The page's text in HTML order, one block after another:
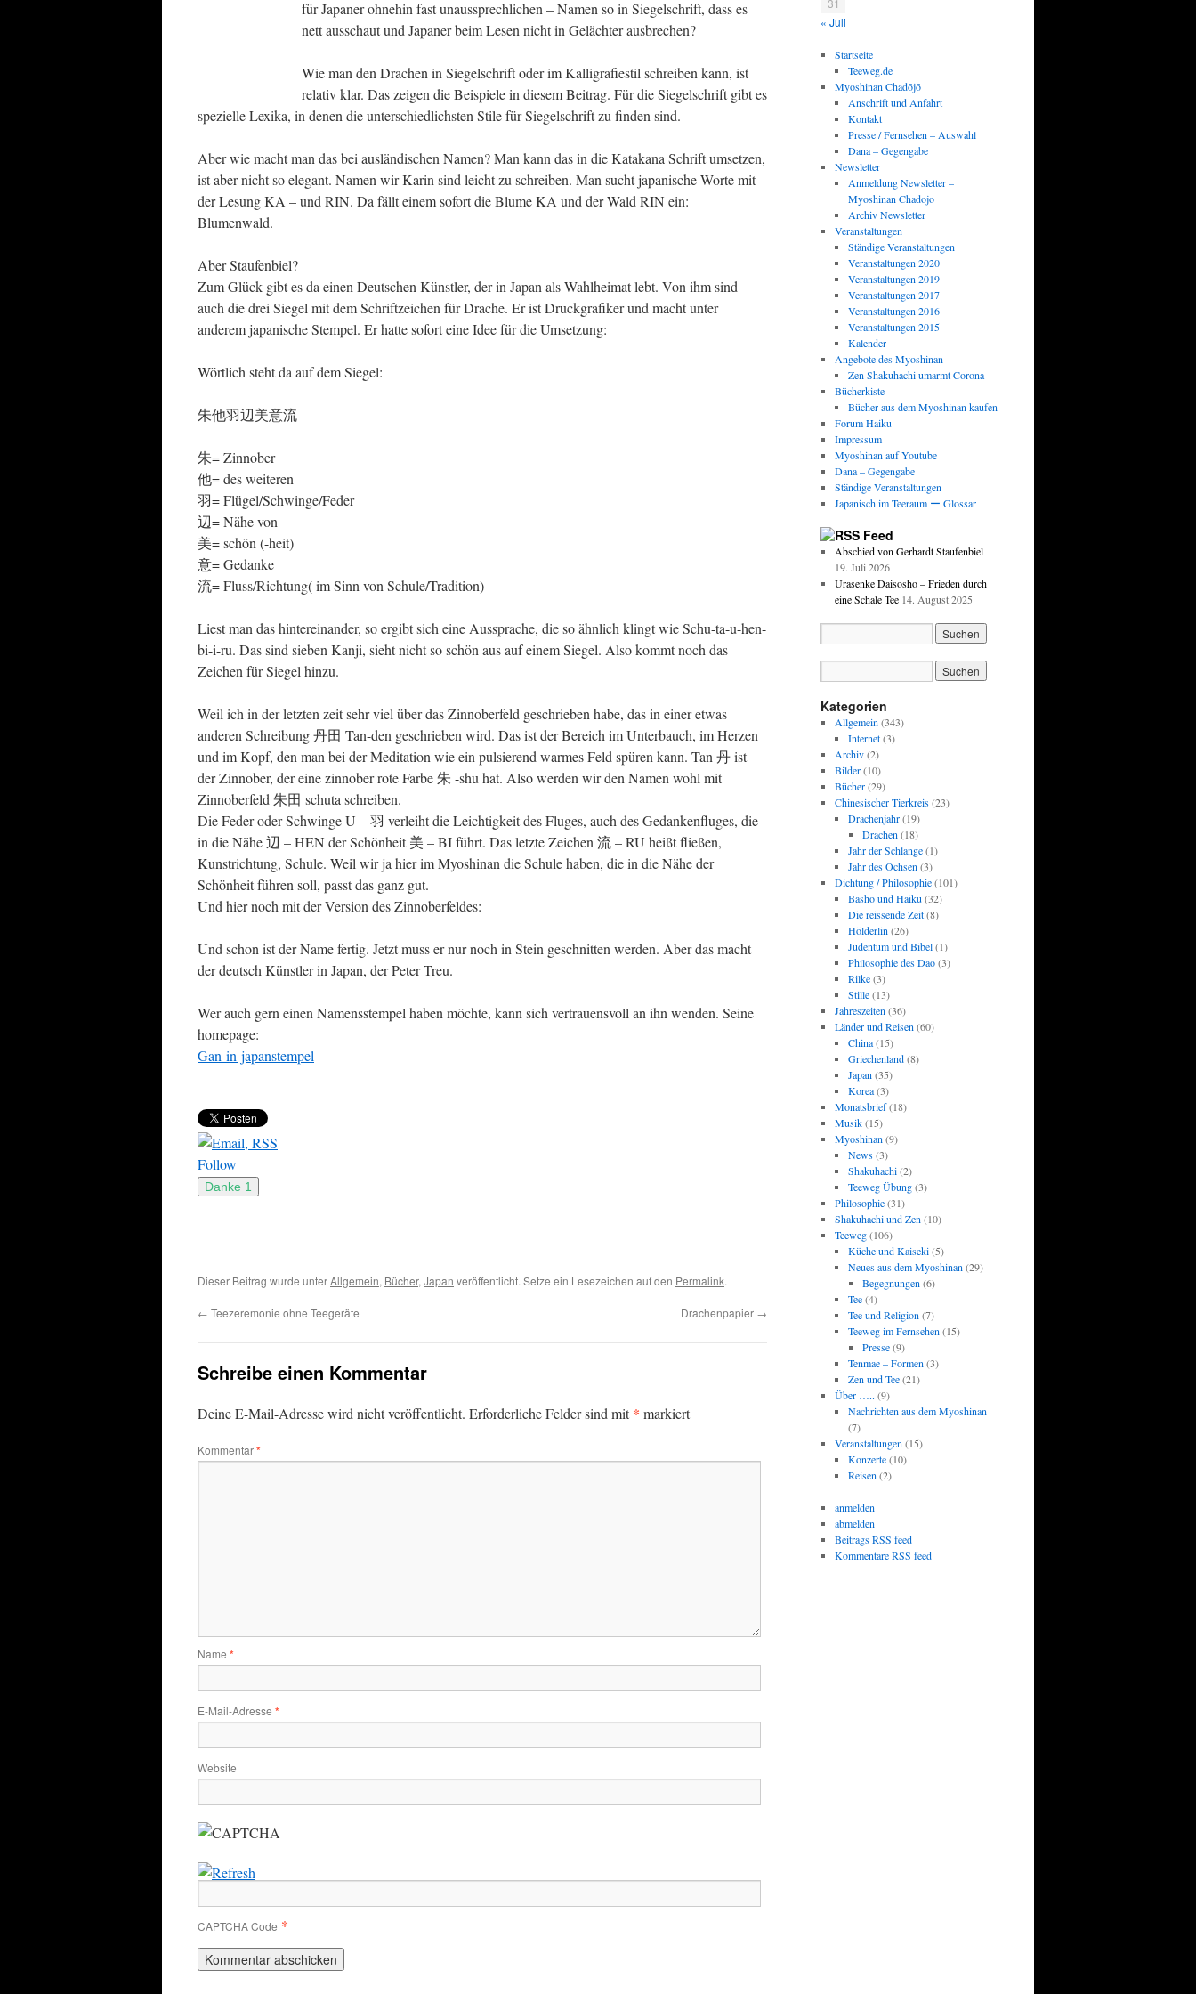
für Japaner ohnehin fast unaussprechlichen – Namen so in Siegelschrift, dass es
nett ausschaut und Japaner beim Lesen nicht in Gelächter ausbrechen?
Wie man den Drachen in Siegelschrift oder im Kalligrafiestil schreiben kann, ist
relativ klar. Das zeigen die Beispiele in diesem Beitrag. Für die Siegelschrift gibt es
spezielle Lexika, in denen die unterschiedlichsten Stile für Siegelschrift zu finden sind.
Aber wie macht man das bei ausländischen Namen? Man kann das in die Katakana Schrift umsetzen,
ist aber nicht so elegant. Namen wir Karin sind leicht zu schreiben. Man sucht japanische Worte mit
der Lesung KA – und RIN. Da fällt einem sofort die Blume KA und der Wald RIN ein:
Blumenwald.
Aber Staufenbiel?
Zum Glück gibt es da einen Deutschen Künstler, der in Japan als Wahlheimat lebt. Von ihm sind
auch die drei Siegel mit dem Schriftzeichen für Drache. Er ist Druckgrafiker und macht unter
anderem japanische Stempel. Er hatte sofort eine Idee für die Umsetzung:
Wörtlich steht da auf dem Siegel:
朱他羽辺美意流
朱= Zinnober
他= des weiteren
羽= Flügel/Schwinge/Feder
辺= Nähe von
美= schön (-heit)
意= Gedanke
流= Fluss/Richtung( im Sinn von Schule/Tradition)
Liest man das hintereinander, so ergibt sich eine Aussprache, die so ähnlich klingt wie Schu-ta-u-hen-
bi-i-ru. Das sind sieben Kanji, sieht nicht so schön aus auf einem Siegel. Also kommt noch das
Zeichen für Siegel hinzu.
Weil ich in der letzten zeit sehr viel über das Zinnoberfeld geschrieben habe, das in einer etwas
anderen Schreibung 丹田 Tan-den geschrieben wird. Das ist der Bereich im Unterbauch, im Herzen
und im Kopf, den man bei der Meditation wie ein pulsierend warmes Feld spüren kann. Tan 丹 ist
der Zinnober, der eine zinnober rote Farbe 朱 -shu hat. Also werden wir den Namen wohl mit
Zinnoberfeld 朱田 schuta schreiben.
Die Feder oder Schwinge U – 羽 verleiht die Leichtigkeit des Fluges, auch des Gedankenfluges, die
in die Nähe 辺 – HEN der Schönheit 美 – BI führt. Das letzte Zeichen 流 – RU heißt fließen,
Kunstrichtung, Schule. Weil wir ja hier im Myoshinan die Schule haben, die in die Nähe der
Schönheit führen soll, passt das ganz gut.
Und hier noch mit der Version des Zinnoberfeldes:
Und schon ist der Name fertig. Jetzt muss er nur noch in Stein geschnitten werden. Aber das macht
der deutsch Künstler in Japan, der Peter Treu.
Wer auch gern einen Namensstempel haben möchte, kann sich vertrauensvoll an ihn wenden. Seine
homepage:
Gan-in-japanstempel
Follow
Dieser Beitrag wurde unterAllgemein, Bücher, Japan veröffentlicht. Setze ein Lesezeichen auf den Permalink.
← Teezeremonie ohne Teegeräte Drachenpapier →
Schreibe einen Kommentar
Deine E-Mail-Adresse wird nicht veröffentlicht. Erforderliche Felder sind mit* markiert
Kommentar*
Name *
E-Mail-Adresse *
Website
CAPTCHA Code *
31
« Juli
Startseite
Teeweg.de
Myoshinan Chadōjō
Anschrift und Anfahrt
Kontakt
Presse / Fernsehen – Auswahl
Dana – Gegengabe
Newsletter
Anmeldung Newsletter –
Myoshinan Chadojo
Archiv Newsletter
Veranstaltungen
Ständige Veranstaltungen
Veranstaltungen 2020
Veranstaltungen 2019
Veranstaltungen 2017
Veranstaltungen 2016
Veranstaltungen 2015
Kalender
Angebote des Myoshinan
Zen Shakuhachi umarmt Corona
Bücherkiste
Bücher aus dem Myoshinan kaufen
Forum Haiku
Impressum
Myoshinan auf Youtube
Dana – Gegengabe
Ständige Veranstaltungen
Japanisch im Teeraum ー Glossar
Feed
Abschied von Gerhardt Staufenbiel
19. Juli 2026
Urasenke Daisosho – Frieden durch
eine Schale Tee 14. August 2025
Kategorien
Allgemein (343)
Internet(3)
Archiv(2)
Bilder(10)
Bücher(29)
Chinesischer Tierkreis(23)
Drachenjahr(19)
Drachen (18)
Jahr der Schlange(1)
Jahr des Ochsen (3)
Dichtung / Philosophie(101)
Basho und Haiku (32)
Die reissende Zeit(8)
Hölderlin (26)
Judentum und Bibel(1)
Philosophie des Dao(3)
Rilke(3)
Stille(13)
Jahreszeiten (36)
Länder und Reisen (60)
China(15)
Griechenland(8)
Japan (35)
Korea(3)
Monatsbrief(18)
Musik(15)
Myoshinan (9)
News(3)
Shakuhachi(2)
Teeweg Übung(3)
Philosophie(31)
Shakuhachi und Zen (10)
Teeweg(106)
Küche und Kaiseki(5)
Neues aus dem Myoshinan (29)
Begegnungen (6)
Tee(4)
Tee und Religion (7)
Teeweg im Fernsehen (15)
Presse(9)
Tenmae – Formen (3)
Zen und Tee(21)
Über ….. (9)
Nachrichten aus dem Myoshinan
(7)
Veranstaltungen (15)
Konzerte(10)
Reisen (2)
anmelden
abmelden
Beitrags RSS feed
Kommentare RSS feed